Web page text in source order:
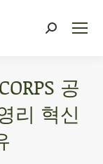
공
리 혁신